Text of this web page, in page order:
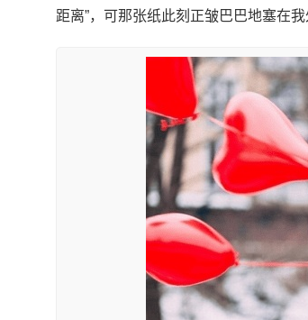
距离”，可那张纸此刻正皱巴巴地塞在